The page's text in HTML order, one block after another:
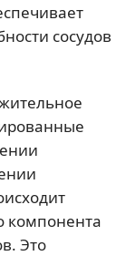
сосудов
компонента
Это